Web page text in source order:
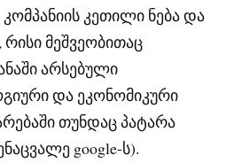
კეთილი ნება და
მეშვეობითაც
არსებული
და ეკონომიკური
თუნდაც პატარა
google-ს).